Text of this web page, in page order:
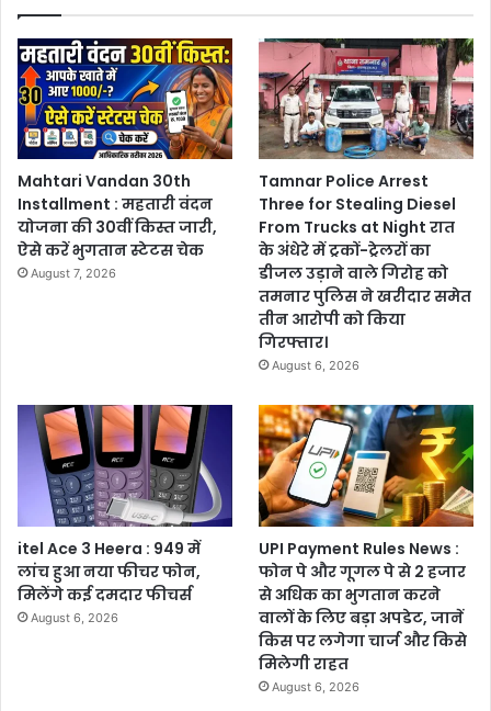
Mahtari Vandan 30th
Installment : महतारी वंदन
योजना की 30वीं किस्त जारी,
ऐसे करें भुगतान स्टेटस चेक
August 7, 2026
Tamnar Police Arrest
Three for Stealing Diesel
From Trucks at Night रात
के अंधेरे में ट्रकों-ट्रेलरों का
डीजल उड़ाने वाले गिरोह को
तमनार पुलिस ने खरीदार समेत
तीन आरोपी को किया
गिरफ्तार।
August 6, 2026
itel Ace 3 Heera : 949 में
लांच हुआ नया फीचर फोन,
मिलेंगे कई दमदार फीचर्स
August 6, 2026
UPI Payment Rules News :
फोन पे और गूगल पे से 2 हजार
से अधिक का भुगतान करने
वालों के लिए बड़ा अपडेट, जानें
किस पर लगेगा चार्ज और किसे
मिलेगी राहत
August 6, 2026